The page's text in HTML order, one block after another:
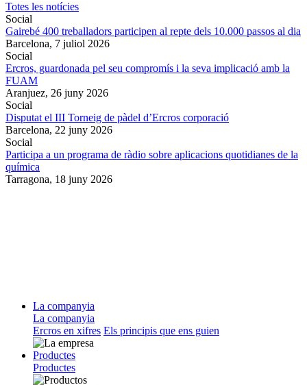
Totes les notícies
Social
Gairebé 400 treballadors participen al repte dels 10.000 passos al dia
Barcelona, 7 juliol 2026
Social
Ercros, guardonada pel seu compromís i la seva implicació amb la
FUAM
Aranjuez, 26 juny 2026
Social
Disputat el III Torneig de pàdel d’Ercros corporació
Barcelona, 22 juny 2026
Social
Participa a un programa de ràdio sobre aplicacions quotidianes de la
química
Tarragona, 18 juny 2026
La companyia
La companyia
Ercros en xifres Els principis que ens guien
Productes
Productes